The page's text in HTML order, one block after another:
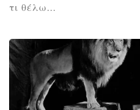
τι θέλω...